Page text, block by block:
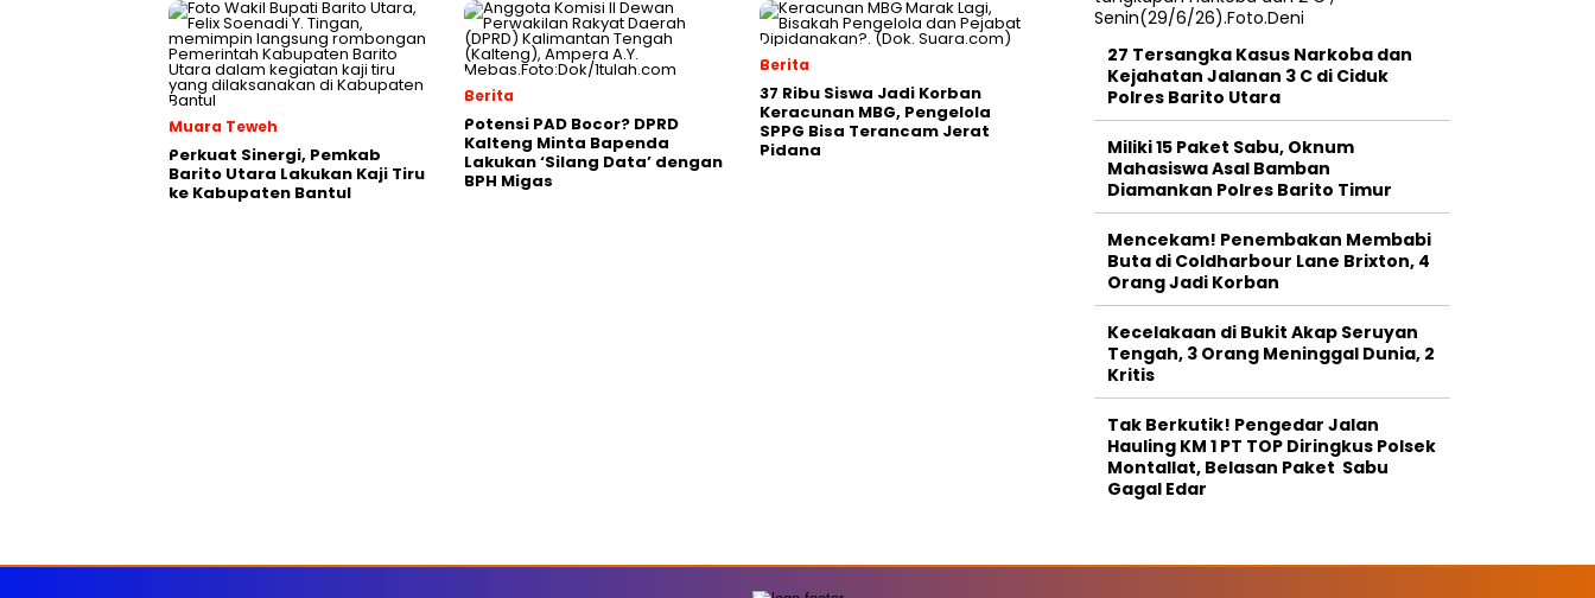
Muara Teweh
Perkuat Sinergi, Pemkab
Barito Utara Lakukan Kaji Tiru
ke Kabupaten Bantul
Berita
Potensi PAD Bocor? DPRD
Kalteng Minta Bapenda
Lakukan ‘Silang Data’ dengan
BPH Migas
Berita
37 Ribu Siswa Jadi Korban
Keracunan MBG, Pengelola
SPPG Bisa Terancam Jerat
Pidana
27 Tersangka Kasus Narkoba dan
Kejahatan Jalanan 3 C di Ciduk
Polres Barito Utara
Miliki 15 Paket Sabu, Oknum
Mahasiswa Asal Bamban
Diamankan Polres Barito Timur
Mencekam! Penembakan Membabi
Buta di Coldharbour Lane Brixton, 4
Orang Jadi Korban
Kecelakaan di Bukit Akap Seruyan
Tengah, 3 Orang Meninggal Dunia, 2
Kritis
Tak Berkutik! Pengedar Jalan
Hauling KM 1 PT TOP Diringkus Polsek
Montallat, Belasan Paket Sabu
Gagal Edar